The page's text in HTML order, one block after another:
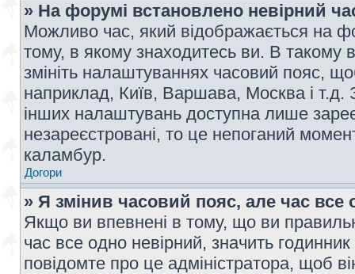
» На форумі встановлено невірний
Можливо час, який відображається на
тому, в якому знаходитесь ви. В такому
змініть налаштуваннях часовий пояс,
наприклад, Київ, Варшава, Москва і т.д.
інших налаштувань доступна лише
незареєстровані, то це непоганий
каламбур.
Догори
» Я змінив часовий пояс, але час все
Якщо ви впевнені в тому, що ви
час все одно невірний, значить
повідомте про це адміністратора, щоб